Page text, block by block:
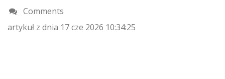
Comments
artykuł z dnia 17 cze 2026 10:34:25